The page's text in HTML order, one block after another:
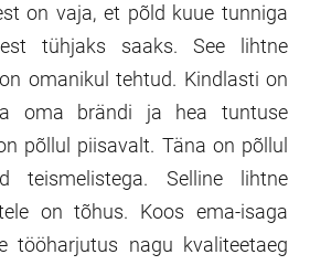
on vaja, et põld kuue tunniga
tühjaks saaks. See lihtne
omanikul tehtud. Kindlasti on
oma brändi ja hea tuntuse
põllul piisavalt. Täna on põllul
teismelistega. Selline lihtne
on tõhus. Koos ema-isaga
tööharjutus nagu kvaliteetaeg